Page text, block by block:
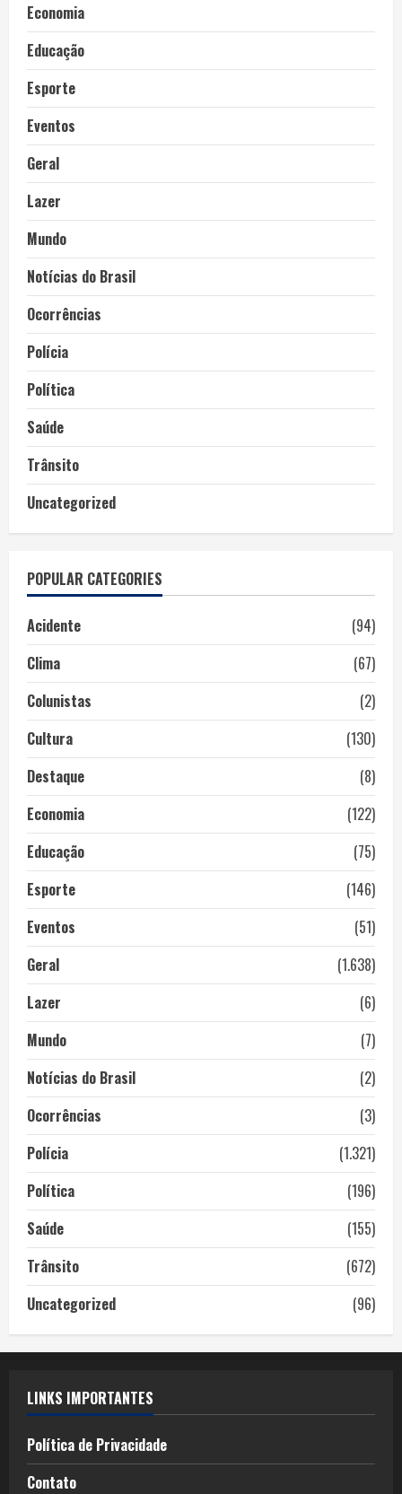
Economia
Educação
Esporte
Eventos
Geral
Lazer
Mundo
Notícias do Brasil
Ocorrências
Polícia
Política
Saúde
Trânsito
Uncategorized
POPULAR CATEGORIES
Acidente
(94)
Clima
(67)
Colunistas
(2)
Cultura
(130)
Destaque
(8)
Economia
(122)
Educação
(75)
Esporte
(146)
Eventos
(51)
Geral
(1.638)
Lazer
(6)
Mundo
(7)
Notícias do Brasil
(2)
Ocorrências
(3)
Polícia
(1.321)
Política
(196)
Saúde
(155)
Trânsito
(672)
Uncategorized
(96)
LINKS IMPORTANTES
Política de Privacidade
Contato